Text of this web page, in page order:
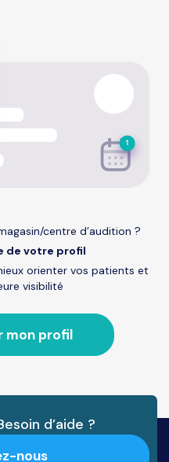
centre d’audition ?
de votre profil
orienter vos patients et
visibilité
mon profil
d’aide ?
nous